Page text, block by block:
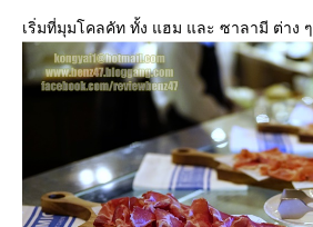
เริ่มที่มุมโคลคัท ทั้ง แฮม และ ซาลามี ต่าง ๆ